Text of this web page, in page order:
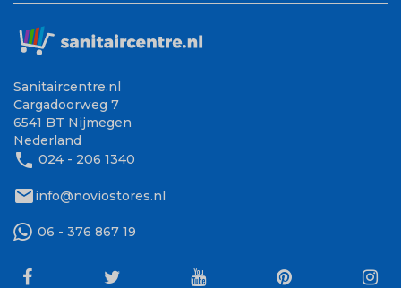
Sanitaircentre.nl
Cargadoorweg 7
6541 BT Nijmegen
Nederland
phone 024 - 206 1340
mailinfo@noviostores.nl
06 - 376 867 19